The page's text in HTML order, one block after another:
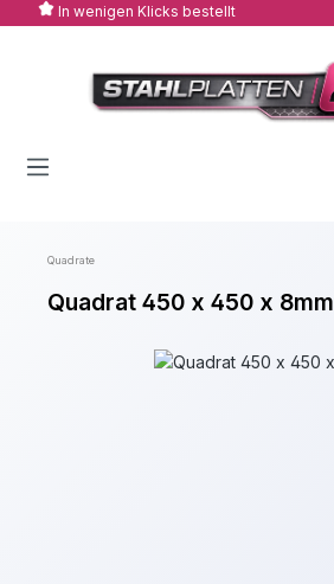
Zum Hauptinhalt springen
In wenigen Klicks bestellt
Quadrate
Quadrat 450 x 450 x 8mm
Bildergalerie überspringen